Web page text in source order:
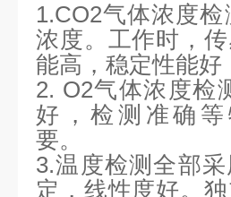
1.CO2气体浓度
浓度。工作时，
能高，稳定性能
2. O2气体浓度检
好，检测准确
要。
3.温度检测全部
定，线性度好。